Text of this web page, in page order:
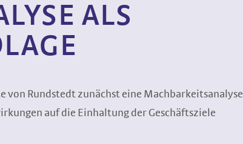
ALS
von Rundstedt zunächst eine Machbarkeitsanalyse
auf die Einhaltung der Geschäftsziele